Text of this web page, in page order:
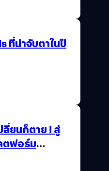
ที่น่าจับตาในปี
ลี่ยนก็ตาย ! สู่
ตฟอร์ม